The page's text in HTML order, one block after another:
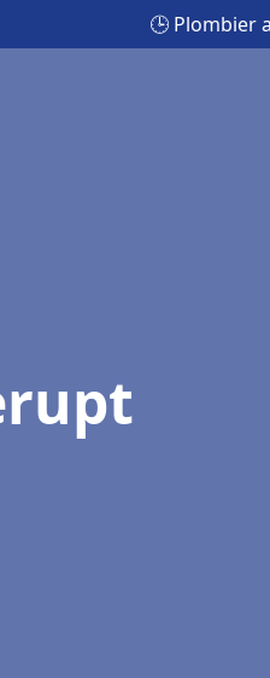
🕒 Plombier